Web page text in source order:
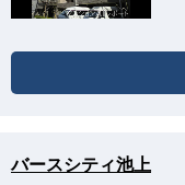
バースシティ池上